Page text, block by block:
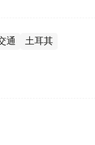
通 土耳其